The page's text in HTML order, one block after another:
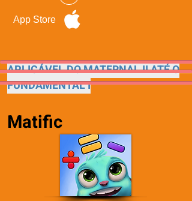
App Store
APLICÁVEL DO MATERNAL II ATÉ O
FUNDAMENTAL I
Matific